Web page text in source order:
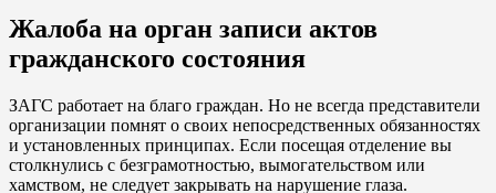
Жалоба на орган записи актов
гражданского состояния
ЗАГС работает на благо граждан. Но не всегда представители
организации помнят о своих непосредственных обязанностях
и установленных принципах. Если посещая отделение вы
столкнулись с безграмотностью, вымогательством или
хамством, не следует закрывать на нарушение глаза.